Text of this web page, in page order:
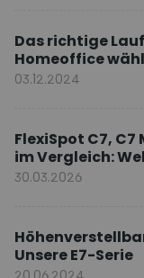
Das richtige
Homeoffice
03.12.2024
FlexiSpot C7, C7
im Vergleich:
Ihnen?
30.03.2026
Unsere E7-Serie